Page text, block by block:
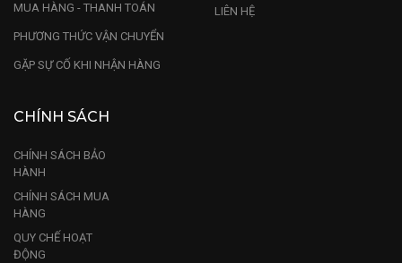
MUA HÀNG - THANH TOÁN
PHƯƠNG THỨC VẬN CHUYỂN
GẶP SỰ CỐ KHI NHẬN HÀNG
LIÊN HỆ
CHÍNH SÁCH
CHÍNH SÁCH BẢO
HÀNH
CHÍNH SÁCH MUA
HÀNG
QUY CHẾ HOẠT
ĐỘNG